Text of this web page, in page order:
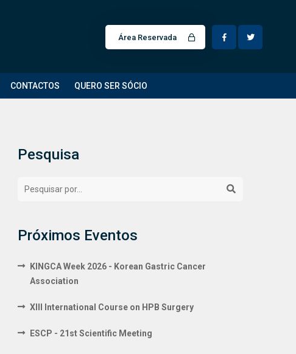
Área Reservada
CONTACTOS QUERO SER SÓCIO
Pesquisa
Próximos Eventos
KINGCA Week 2026 - Korean Gastric Cancer
Association
XIII International Course on HPB Surgery
ESCP - 21st Scientific Meeting